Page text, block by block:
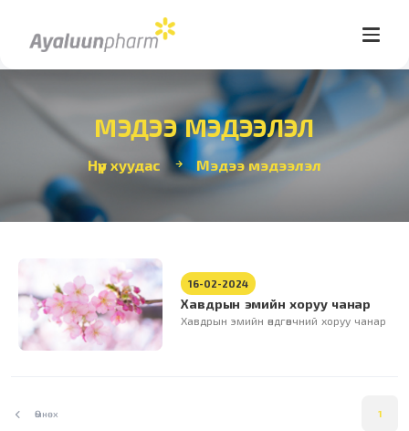
МЭДЭЭ МЭДЭЭЛЭЛ
Нүүр хуудас Мэдээ мэдээлэл
16-02-2024
Хавдрын эмийн хоруу чанар
Хавдрын эмийн өндгөвчний хоруу чанар
Өмнөх 1